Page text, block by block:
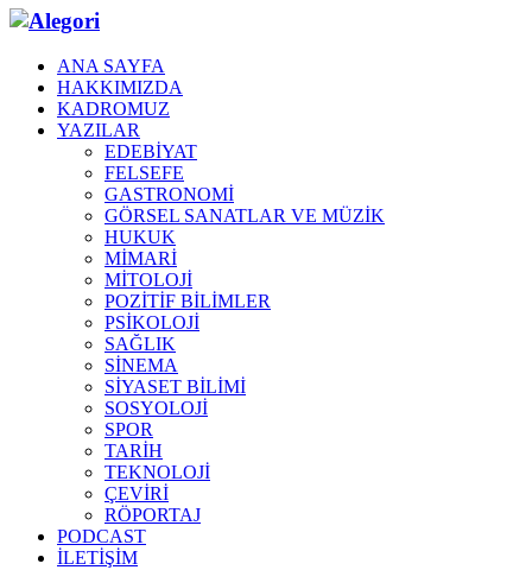
ANA SAYFA
HAKKIMIZDA
KADROMUZ
YAZILAR
EDEBİYAT
FELSEFE
GASTRONOMİ
GÖRSEL SANATLAR VE MÜZİK
HUKUK
MİMARİ
MİTOLOJİ
POZİTİF BİLİMLER
PSİKOLOJİ
SAĞLIK
SİNEMA
SİYASET BİLİMİ
SOSYOLOJİ
SPOR
TARİH
TEKNOLOJİ
ÇEVİRİ
RÖPORTAJ
PODCAST
İLETİŞİM